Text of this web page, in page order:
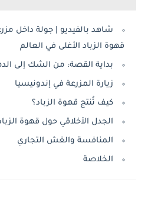
شاهد بالفيديو | جولة داخل
قهوة الزباد الأغلى في العالم
بداية القصة: من الشك إلى
زيارة المزرعة في إندونيسيا
كيف تُنتج قهوة الزباد؟
الجدل الأخلاقي حول قهوة
المنافسة والغش التجاري
الخلاصة